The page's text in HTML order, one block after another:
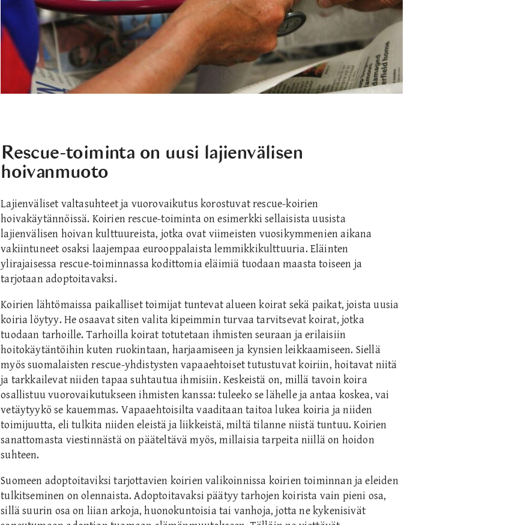
Rescue-toiminta on uusi lajienvälisen
hoivanmuoto
Lajienväliset valtasuhteet ja vuorovaikutus korostuvat rescue-koirien
hoivakäytännöissä. Koirien rescue-toiminta on esimerkki sellaisista uusista
lajienvälisen hoivan kulttuureista, jotka ovat viimeisten vuosikymmenien aikana
vakiintuneet osaksi laajempaa eurooppalaista lemmikkikulttuuria. Eläinten
ylirajaisessa rescue-toiminnassa kodittomia eläimiä tuodaan maasta toiseen ja
tarjotaan adoptoitavaksi.
Koirien lähtömaissa paikalliset toimijat tuntevat alueen koirat sekä paikat, joista uusia
koiria löytyy. He osaavat siten valita kipeimmin turvaa tarvitsevat koirat, jotka
tuodaan tarhoille. Tarhoilla koirat totutetaan ihmisten seuraan ja erilaisiin
hoitokäytäntöihin kuten ruokintaan, harjaamiseen ja kynsien leikkaamiseen. Siellä
myös suomalaisten rescue-yhdistysten vapaaehtoiset tutustuvat koiriin, hoitavat niitä
ja tarkkailevat niiden tapaa suhtautua ihmisiin. Keskeistä on, millä tavoin koira
osallistuu vuorovaikutukseen ihmisten kanssa: tuleeko se lähelle ja antaa koskea, vai
vetäytyykö se kauemmas. Vapaaehtoisilta vaaditaan taitoa lukea koiria ja niiden
toimijuutta, eli tulkita niiden eleistä ja liikkeistä, miltä tilanne niistä tuntuu. Koirien
sanattomasta viestinnästä on pääteltävä myös, millaisia tarpeita niillä on hoidon
suhteen.
Suomeen adoptoitaviksi tarjottavien koirien valikoinnissa koirien toiminnan ja eleiden
tulkitseminen on olennaista. Adoptoitavaksi päätyy tarhojen koirista vain pieni osa,
sillä suurin osa on liian arkoja, huonokuntoisia tai vanhoja, jotta ne kykenisivät